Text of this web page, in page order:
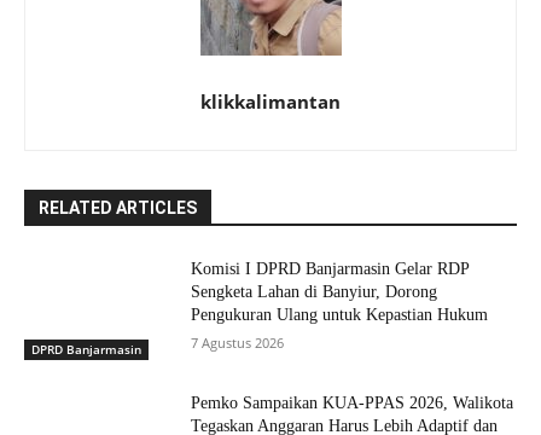
klikkalimantan
RELATED ARTICLES
DPRD Banjarmasin
Komisi I DPRD Banjarmasin Gelar RDP
Sengketa Lahan di Banyiur, Dorong
Pengukuran Ulang untuk Kepastian Hukum
7 Agustus 2026
Pemko Sampaikan KUA-PPAS 2026, Walikota
Tegaskan Anggaran Harus Lebih Adaptif dan